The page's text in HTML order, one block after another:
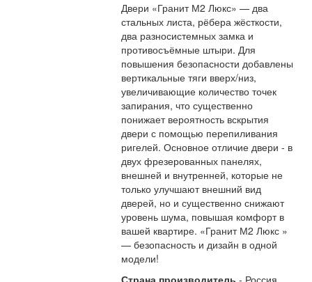
Двери «Гранит М2 Люкс» — два
стальных листа, рёбера жёсткости,
два разносистемных замка и
противосъёмные штыри. Для
повышения безопасности добавлены
вертикальные тяги вверх/низ,
увеличивающие количество точек
запирания, что существенно
понижает вероятность вскрытия
двери с помощью перепиливания
ригелей. Основное отличие двери - в
двух фрезерованных панелях,
внешней и внутренней, которые не
только улучшают внешний вид
дверей, но и существенно снижают
уровень шума, повышая комфорт в
вашей квартире. «Гранит М2 Люкс »
— безопасность и дизайн в одной
модели!
Страна производитель - Россия